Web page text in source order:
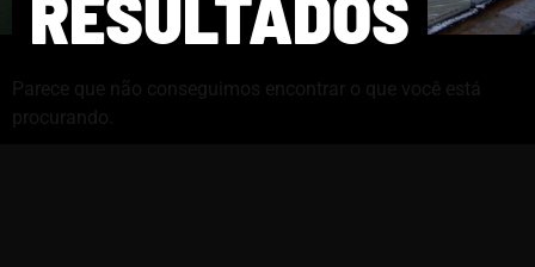
Parece que não conseguimos encontrar o que você está
procurando.